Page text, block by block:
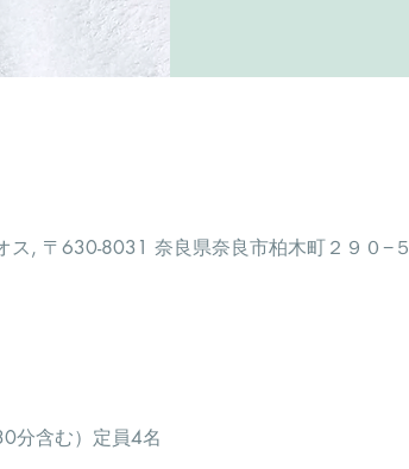
, 〒630-8031 奈良県奈良市柏木町２９０−５
分含む）定員4名